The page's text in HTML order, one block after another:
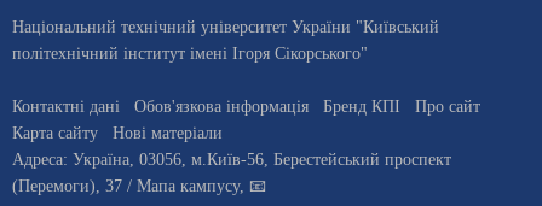
Національний технічний університет України "Київський
політехнічний інститут імені Ігоря Сікорського"
Контактні дані Обов'язкова інформація Бренд КПІ
Про сайт
Карта сайту
Нові матеріали
Адреса: Україна, 03056, м.Київ-56, Берестейський проспект
(Перемоги), 37 / Мапа кампусу, 📧